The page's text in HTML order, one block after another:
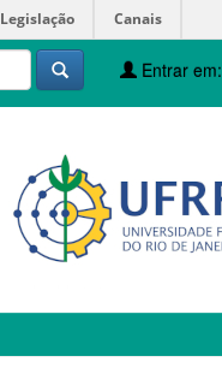
Legislação Canais
Entrar em: